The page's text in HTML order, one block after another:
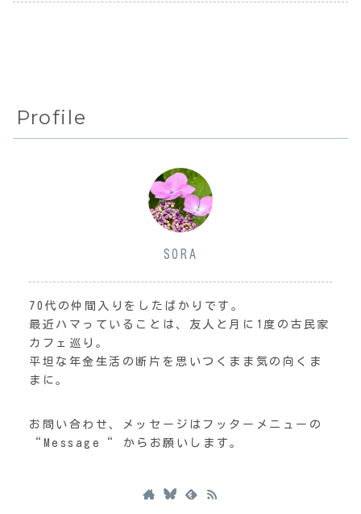
Profile
SORA
70代の仲間入りをしたばかりです。
最近ハマっていることは、友人と月に1度の古民家
カフェ巡り。
平坦な年金生活の断片を思いつくまま気の向くま
まに。
お問い合わせ、メッセージはフッターメニューの
“Message“ からお願いします。